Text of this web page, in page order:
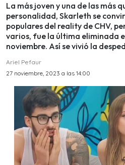
La más joven y una de las más
personalidad, Skarleth se
populares del reality de CHV,
varios, fue la última eliminada
noviembre. Así se vivió la
Ariel Pefaur
27 noviembre, 2023 a las 14:00